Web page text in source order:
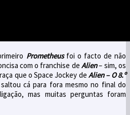
Prometheusfoi o facto de não
com o franchise deAlien– sim, os
que o Space Jockey deAlien – O 8.º
cá para fora mesmo no final do
mas muitas perguntas foram